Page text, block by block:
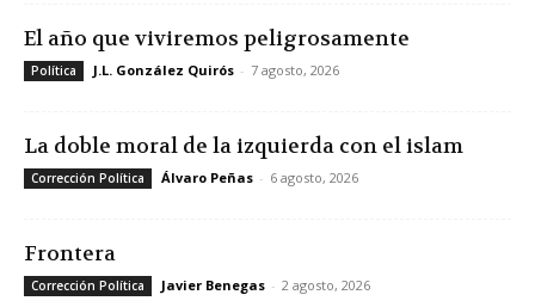
El año que viviremos peligrosamente
Política J.L. González Quirós - 7 agosto, 2026
La doble moral de la izquierda con el islam
Corrección Política Álvaro Peñas - 6 agosto, 2026
Frontera
Corrección Política Javier Benegas - 2 agosto, 2026